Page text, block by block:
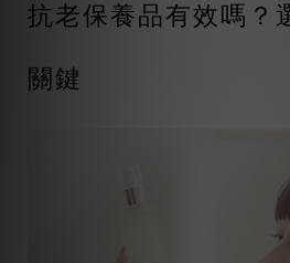
抗老保養品有效嗎？
關鍵